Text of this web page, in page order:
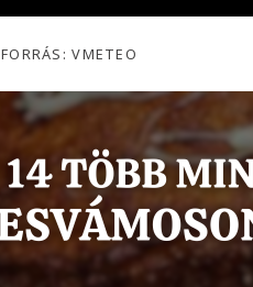
FORRÁS: VMETEO